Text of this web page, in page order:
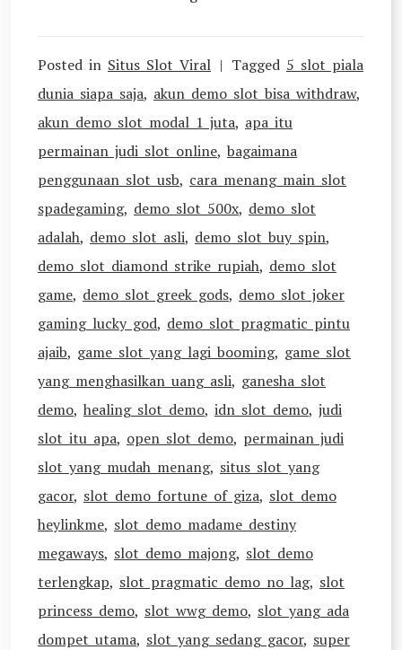
Posted in Situs Slot Viral Tagged 5 slot piala
dunia siapa saja, akun demo slot bisa withdraw,
akun demo slot modal 1 juta, apa itu
permainan judi slot online, bagaimana
penggunaan slot usb, cara menang main slot
spadegaming, demo slot 500x, demo slot
adalah, demo slot asli, demo slot buy spin,
demo slot diamond strike rupiah, demo slot
game, demo slot greek gods, demo slot joker
gaming lucky god, demo slot pragmatic pintu
ajaib, game slot yang lagi booming, game slot
yang menghasilkan uang asli, ganesha slot
demo, healing slot demo, idn slot demo, judi
slot itu apa, open slot demo, permainan judi
slot yang mudah menang, situs slot yang
gacor, slot demo fortune of giza, slot demo
heylinkme, slot demo madame destiny
megaways, slot demo majong, slot demo
terlengkap, slot pragmatic demo no lag, slot
princess demo, slot wwg demo, slot yang ada
dompet utama, slot yang sedang gacor, super